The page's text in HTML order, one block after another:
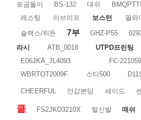
로곰돌이
BS-132 대쉬
레스팅
러브리프 보스턴 필와
슬랙스/히든
7부 GHZ-P55
라시
ATB_0018 UTPD프린팅
E06JKA_JL4093
FC-
WBRTOT2009F
스타500
CHEERFUL 안감본딩 세이드
클
FS2JKD3210X 털신발 매쉬